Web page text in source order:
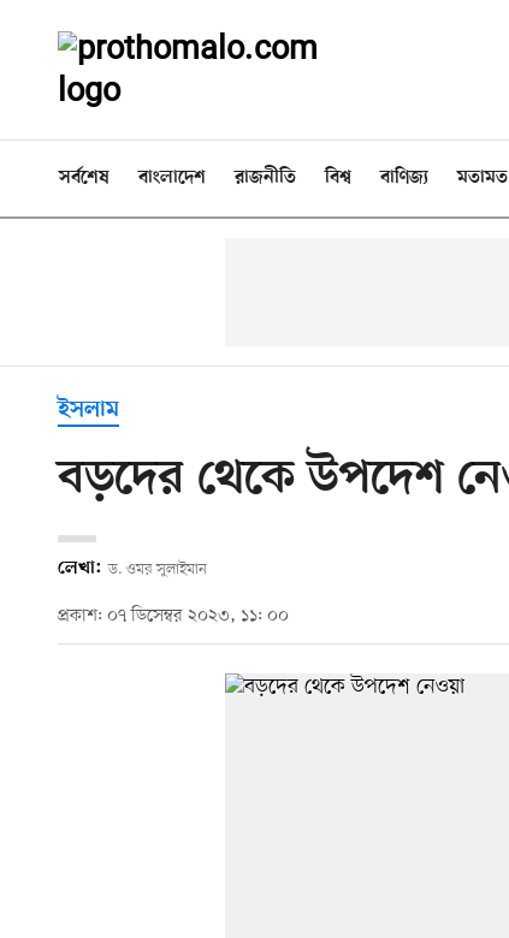
সর্বশেষ বাংলাদেশ রাজনীতি বিশ্ব বাণিজ্য মতামত
ইসলাম
বড়দের থেকে উপদেশ
লেখা: ড. ওমর সুলাইমান
প্রকাশ: ০৭ ডিসেম্বর ২০২৩, ১১: ০০